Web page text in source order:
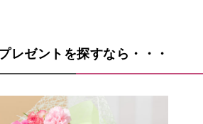
レゼントを探すなら・・・